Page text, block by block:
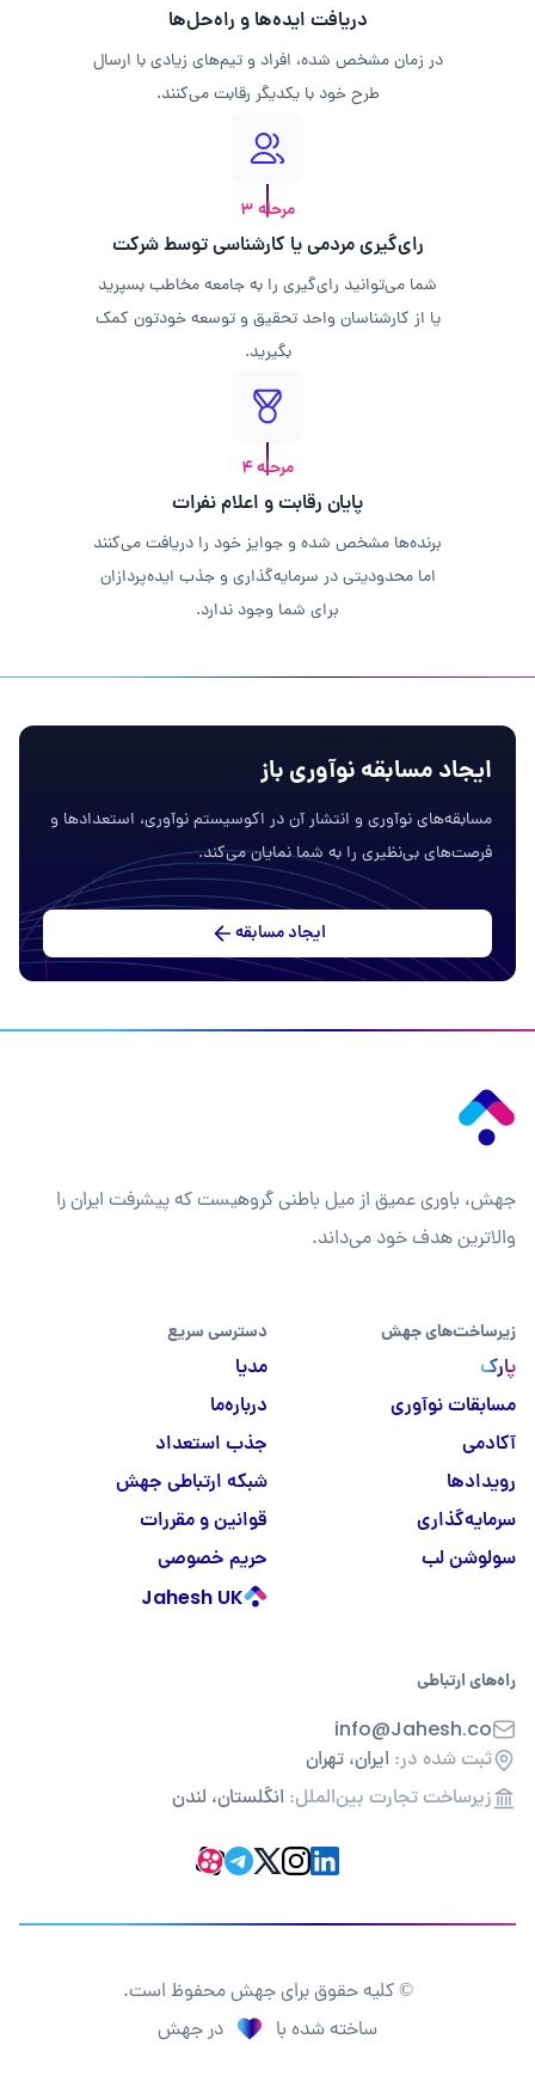
دریافت ایده‌ها و راه‌حل‌ها
در زمان مشخص شده، افراد و تیم‌های زیادی با ارسال
طرح خود با یکدیگر رقابت می‌کنند.
مرحله ۳
رای‌گیری مردمی یا کارشناسی توسط شرکت
شما می‌توانید رای‌گیری را به جامعه مخاطب بسپرید
یا از کارشناسان واحد تحقیق و توسعه خودتون کمک
بگیرید.
مرحله ۴
پایان رقابت و اعلام نفرات
برنده‌ها مشخص شده و جوایز خود را دریافت می‌کنند
اما محدودیتی در سرمایه‌گذاری و جذب ایده‌پردازان
برای شما وجود ندارد.
ایجاد مسابقه نوآوری باز
مسابقه‌های نوآوری و انتشار آن در اکوسیستم نوآوری، استعدادها و
فرصت‌های بی‌نظیری را به شما نمایان می‌کند.
ایجاد مسابقه
جهش، باوری عمیق از میل باطنی گروهیست که پیشرفت ایران را
والاترین هدف خود می‌داند.
زیرساخت‌های جهش
پارک
مسابقات نوآوری
آکادمی
رویدادها
سرمایه‌گذاری
سولوشن لب
دسترسی سریع
مدیا
درباره‌ما
جذب استعداد
شبکه ارتباطی جهش
قوانین و مقررات
حریم خصوصی
Jahesh UK
راه‌های ارتباطی
info@Jahesh.co
ثبت شده در: ایران، تهران
زیرساخت تجارت بین‌الملل: انگلستان، لندن
© کلیه حقوق برای جهش محفوظ است.
ساخته شده با
در جهش